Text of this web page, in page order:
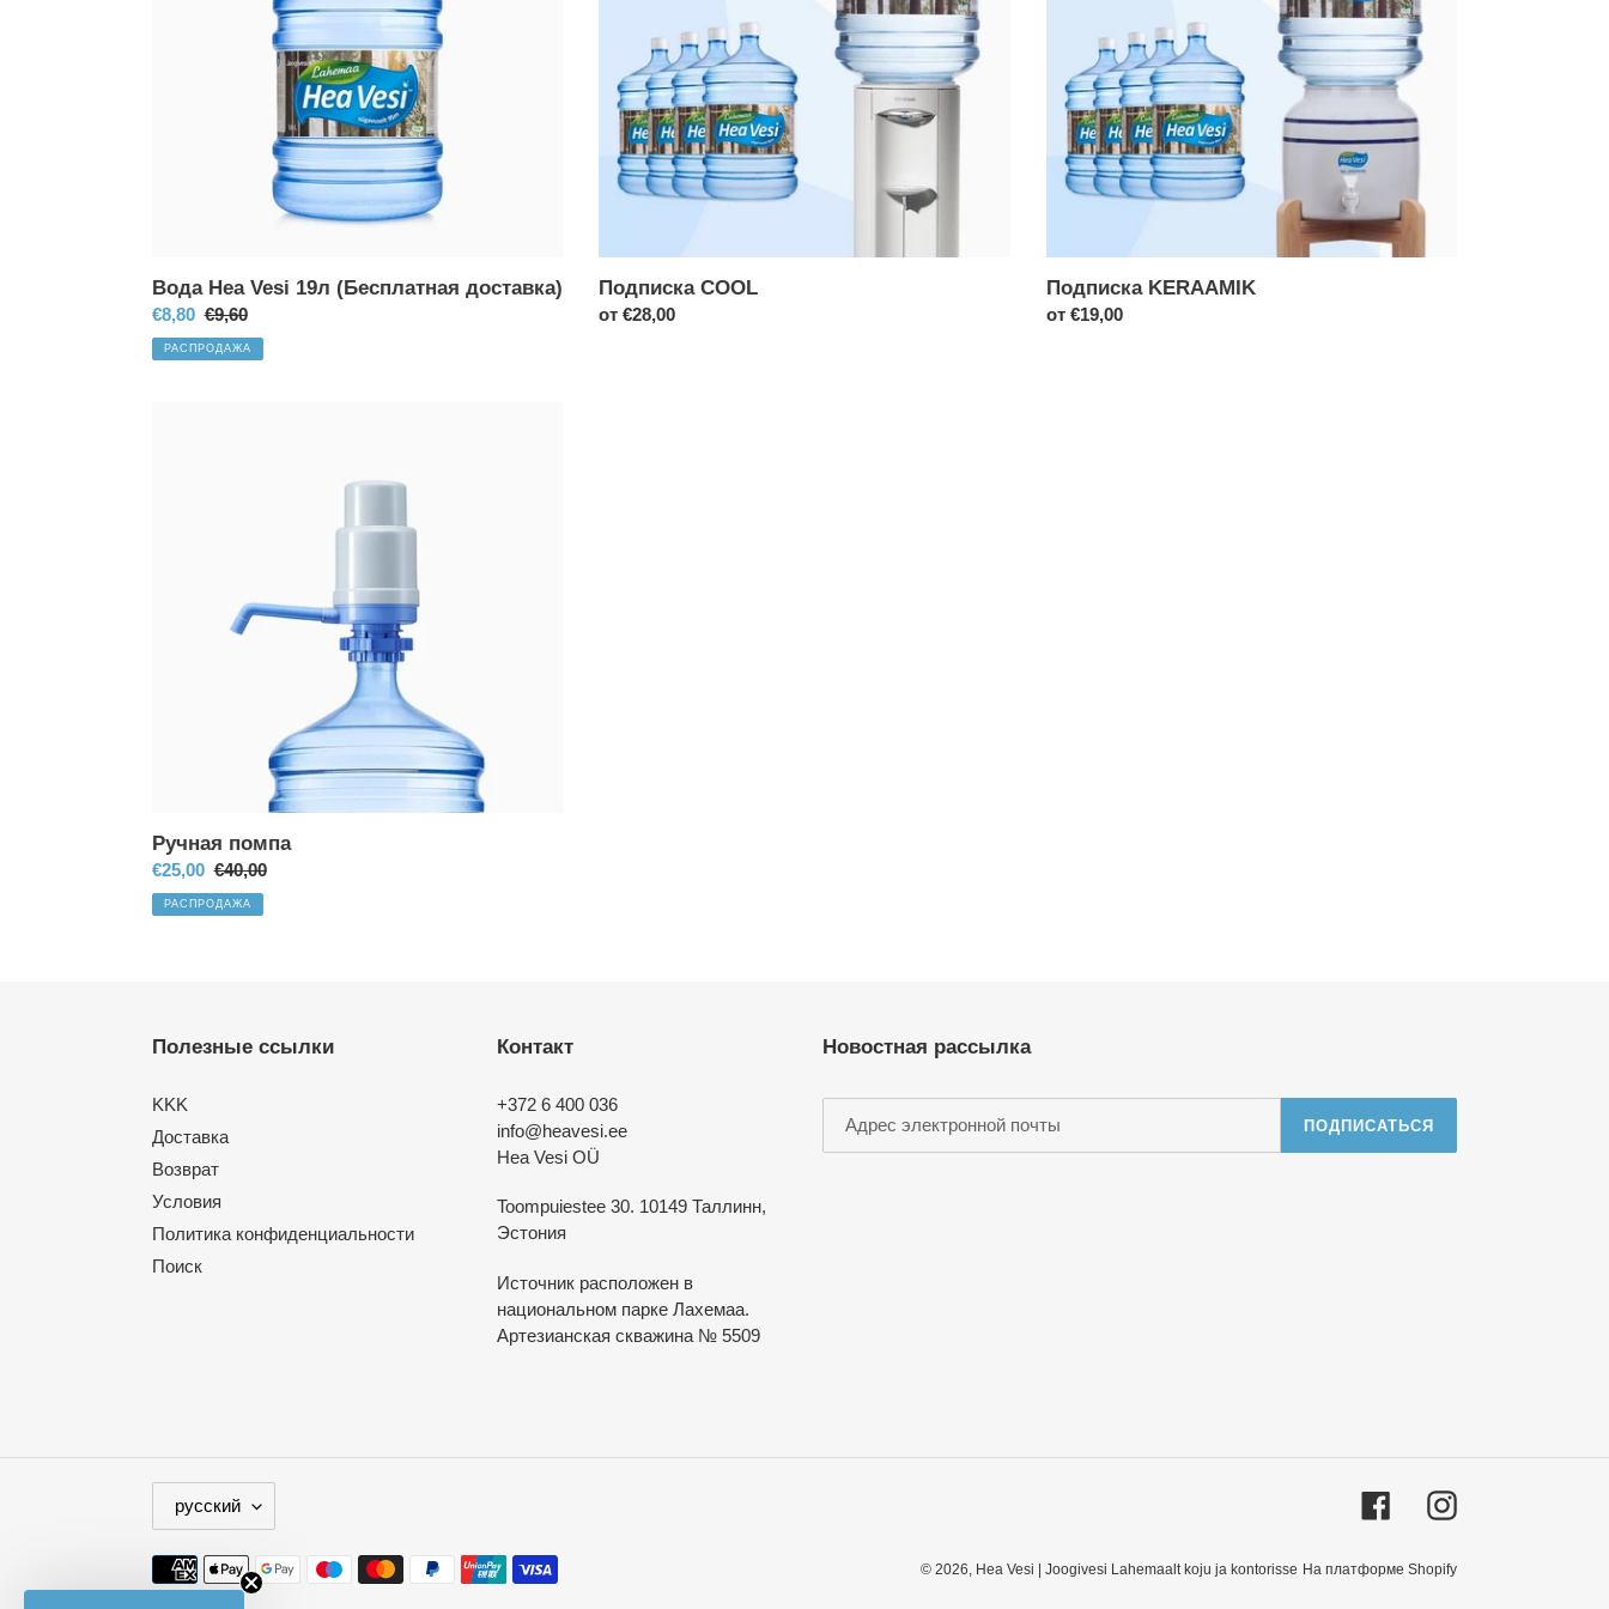
Вода Hea Vesi 19л (Бесплатная доставка)
Цена
со
скидкой
€8,80 Обычная
цена
€9,60
РАСПРОДАЖА
Подписка COOL
Обычная
от€28,00
Подписка KERAAMIK
Обычная
от €19,00
Ручная помпа
Цена
со
€25,00 Обычная
цена
€40,00
РАСПРОДАЖА
Полезные ссылки
KKK
Доставка
Возврат
Условия
Политика конфиденциальности
Поиск
Контакт
+372 6 400 036
info@heavesi.ee
Hea Vesi OÜ
Toompuiestee 30. 10149 Таллинн,
Эстония
Источник расположен в
национальном парке Лахемаа.
Артезианская скважина № 5509
Новостная рассылка
ПОДПИСАТЬСЯ
З
Ы
К
русский FacebookInstagram
Способы
оплаты
© 2026, Hea Vesi | Joogivesi Lahemaalt koju ja kontorisse На платформе Shopify